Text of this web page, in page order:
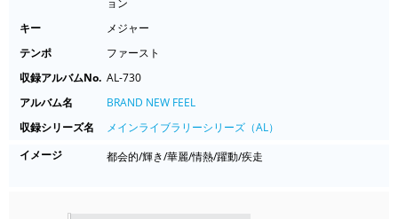
ョン
キー
メジャー
テンポ
ファースト
収録アルバムNo. AL-730
アルバム名
BRAND NEW FEEL
収録シリーズ名
メインライブラリーシリーズ（AL）
イメージ
都会的/輝き/華麗/情熱/躍動/疾走